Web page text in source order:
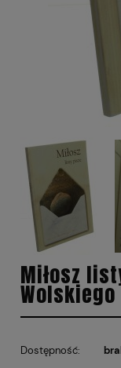
Miłosz
Wolskiego
Dostępność: